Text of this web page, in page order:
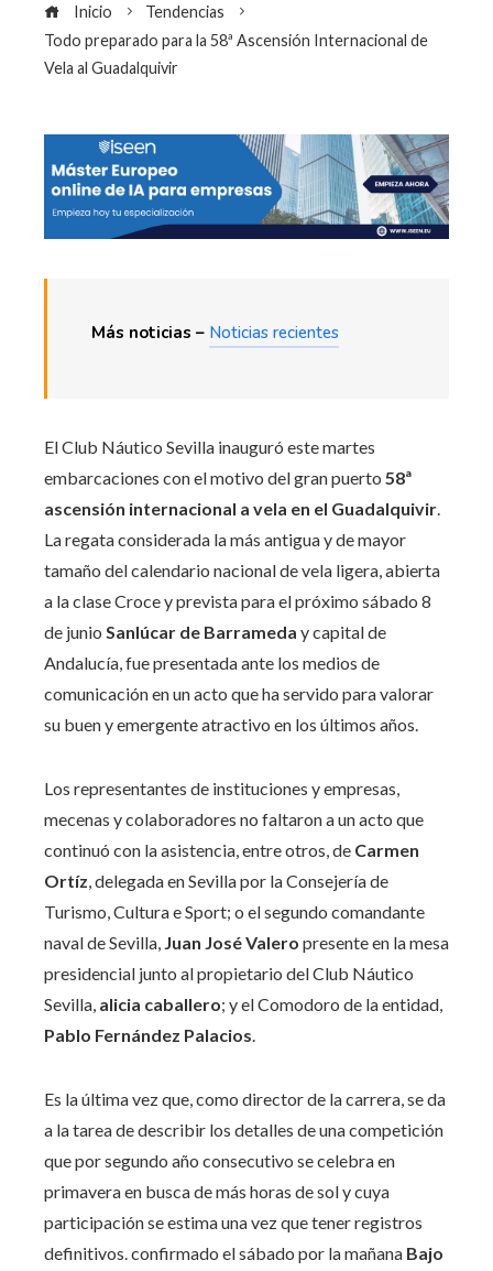
Inicio
Tendencias
Todo preparado para la 58ª Ascensión Internacional de
Vela al Guadalquivir
Más noticias – Noticias recientes
El Club Náutico Sevilla inauguró este martes
embarcaciones con el motivo del gran puerto 58ª
ascensión internacional a vela en el Guadalquivir.
La regata considerada la más antigua y de mayor
tamaño del calendario nacional de vela ligera, abierta
a la clase Croce y prevista para el próximo sábado 8
de junio Sanlúcar de Barrameda y capital de
Andalucía, fue presentada ante los medios de
comunicación en un acto que ha servido para valorar
su buen y emergente atractivo en los últimos años.
Los representantes de instituciones y empresas,
mecenas y colaboradores no faltaron a un acto que
continuó con la asistencia, entre otros, de Carmen
Ortíz, delegada en Sevilla por la Consejería de
Turismo, Cultura e Sport; o el segundo comandante
naval de Sevilla, Juan José Valero presente en la mesa
presidencial junto al propietario del Club Náutico
Sevilla, alicia caballero; y el Comodoro de la entidad,
Pablo Fernández Palacios.
Es la última vez que, como director de la carrera, se da
a la tarea de describir los detalles de una competición
que por segundo año consecutivo se celebra en
primavera en busca de más horas de sol y cuya
participación se estima una vez que tener registros
definitivos. confirmado el sábado por la mañana Bajo